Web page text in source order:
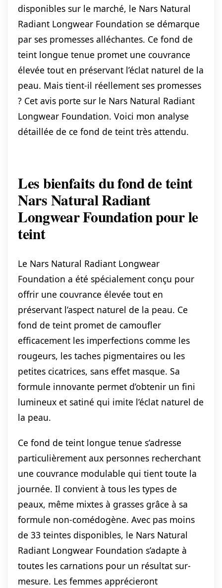
disponibles sur le marché, le Nars Natural
Radiant Longwear Foundation se démarque
par ses promesses alléchantes. Ce fond de
teint longue tenue promet une couvrance
élevée tout en préservant l’éclat naturel de la
peau. Mais tient-il réellement ses promesses
? Cet avis porte sur le Nars Natural Radiant
Longwear Foundation. Voici mon analyse
détaillée de ce fond de teint très attendu.
Les bienfaits du fond de teint
Nars Natural Radiant
Longwear Foundation pour le
teint
Le Nars Natural Radiant Longwear
Foundation a été spécialement conçu pour
offrir une couvrance élevée tout en
préservant l’aspect naturel de la peau. Ce
fond de teint promet de camoufler
efficacement les imperfections comme les
rougeurs, les taches pigmentaires ou les
petites cicatrices, sans effet masque. Sa
formule innovante permet d’obtenir un fini
lumineux et satiné qui imite l’éclat naturel de
la peau.
Ce fond de teint longue tenue s’adresse
particulièrement aux personnes recherchant
une couvrance modulable qui tient toute la
journée. Il convient à tous les types de
peaux, même mixtes à grasses grâce à sa
formule non-comédogène. Avec pas moins
de 33 teintes disponibles, le Nars Natural
Radiant Longwear Foundation s’adapte à
toutes les carnations pour un résultat sur-
mesure. Les femmes apprécieront